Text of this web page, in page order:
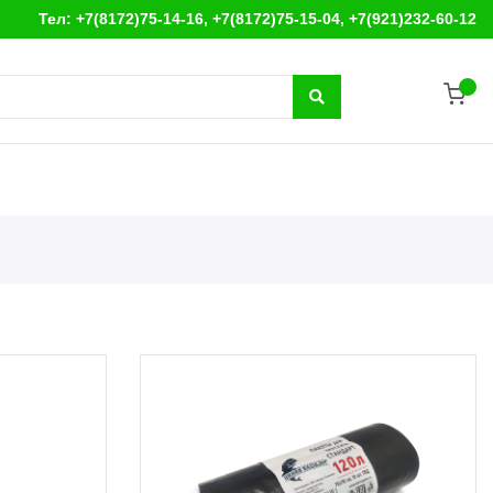
Тел: +7(8172)75-14-16, +7(8172)75-15-04, +7(921)232-60-12